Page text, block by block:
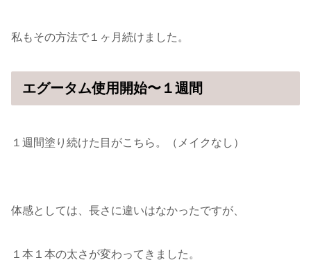
私もその方法で１ヶ月続けました。
エグータム使用開始〜１週間
１週間塗り続けた目がこちら。（メイクなし）
体感としては、長さに違いはなかったですが、
１本１本の太さが変わってきました。